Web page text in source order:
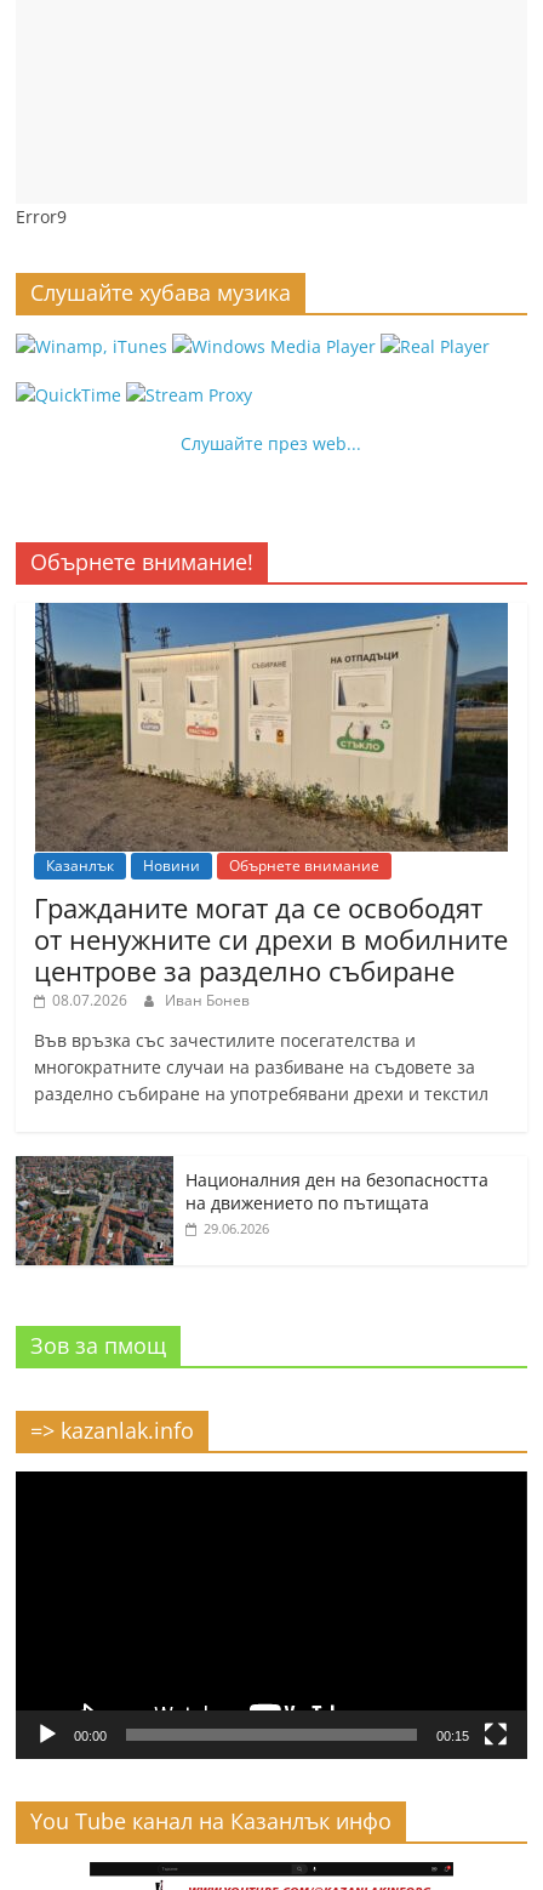
Error9
Слушайте хубава музика
Слушайте през web...
Обърнете внимание!
Казанлък Новини Обърнете внимание
Гражданите могат да се освободят
от ненужните си дрехи в мобилните
центрове за разделно събиране
08.07.2026 Иван Бонев
Във връзка със зачестилите посегателства и
многократните случаи на разбиване на съдовете за
разделно събиране на употребявани дрехи и текстил
Националния ден на безопасността
на движението по пътищата
29.06.2026
Зов за пмощ
=> kazanlak.info
00:00 00:15
You Tube канал на Казанлък инфо